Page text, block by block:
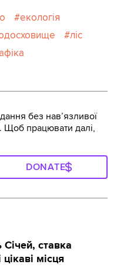
екологія
ліс
без навʼязливої
Щоб працювати далі,
DONATE
ставка
місця